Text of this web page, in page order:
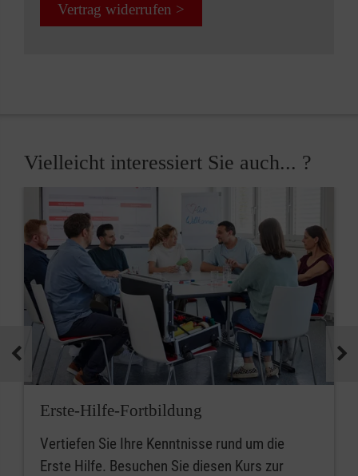
Vertrag widerrufen >
Vielleicht interessiert Sie auch... ?
Erste-Hilfe-Fortbildung
Vertiefen Sie Ihre Kenntnisse rund um die
Erste Hilfe. Besuchen Sie diesen Kurs zur